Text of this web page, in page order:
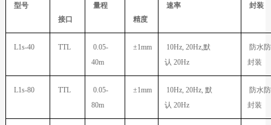
型号
接口
量程
精度
速率 封装
L1s-40 TTL
0.05-
40m
±1mm 10Hz, 20Hz, 默
认 20Hz
防水
封装
L1s-80 TTL
0.05-
80m
±1mm 10Hz, 20Hz, 默
认 20Hz
防水
封装